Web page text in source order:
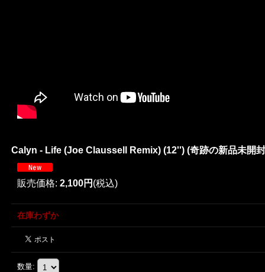
Calyn - Life (Joe Claussell Remix) (12'') (奇跡の新品未開
販売価格: 2,100円 (税込)
在庫わずか
数量: